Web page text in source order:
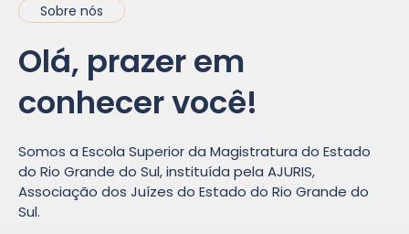
Sobre nós
Olá, prazer em
conhecer você!
Somos a Escola Superior da Magistratura do Estado
do Rio Grande do Sul, instituída pela AJURIS,
Associação dos Juízes do Estado do Rio Grande do
Sul.